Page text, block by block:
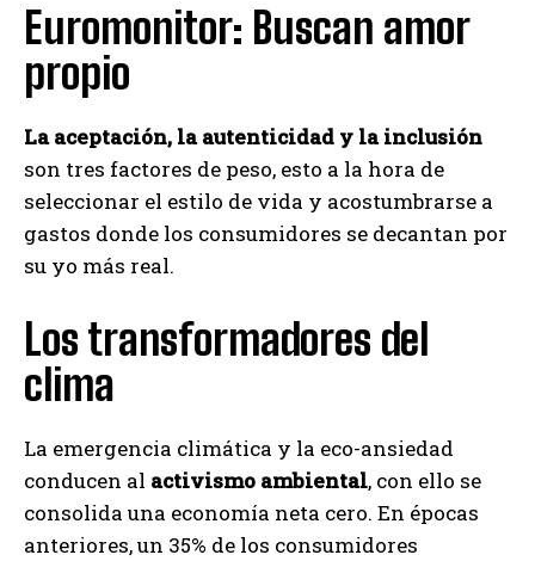
Euromonitor: Buscan amor
propio
La aceptación, la autenticidad y la inclusión
son tres factores de peso, esto a la hora de
seleccionar el estilo de vida y acostumbrarse a
gastos donde los consumidores se decantan por
su yo más real.
Los transformadores del
clima
La emergencia climática y la eco-ansiedad
conducen al activismo ambiental, con ello se
consolida una economía neta cero. En épocas
anteriores, un 35% de los consumidores